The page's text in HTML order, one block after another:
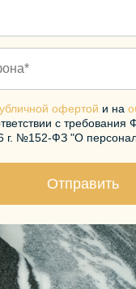
офертой и на
с требования
г. №152-ФЗ "О
Отправить